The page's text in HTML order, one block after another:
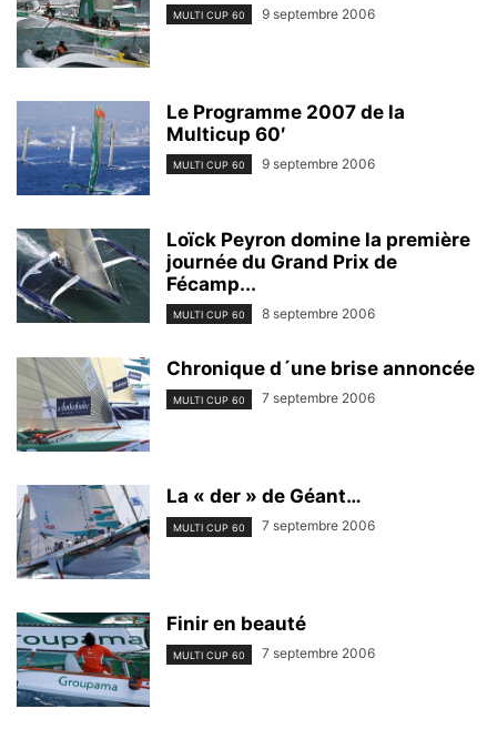
MULTI CUP 60 9 septembre 2006
Le Programme 2007 de la
Multicup 60′
MULTI CUP 60 9 septembre 2006
Loïck Peyron domine la première
journée du Grand Prix de
Fécamp...
MULTI CUP 60 8 septembre 2006
Chronique d´une brise annoncée
MULTI CUP 60 7 septembre 2006
La « der » de Géant…
MULTI CUP 60 7 septembre 2006
Finir en beauté
MULTI CUP 60 7 septembre 2006